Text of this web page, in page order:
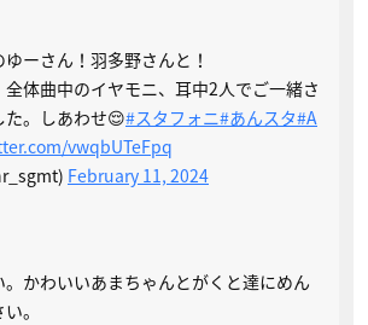
ーさん！羽多野さんと！
体曲中のイヤモニ、耳中2人でご一緒さ
。しあわせ😌#スタフォニ#あんスタ#A
vwqbUTeFpq
February 11, 2024
かわいいあまちゃんとがくと達にめん
。